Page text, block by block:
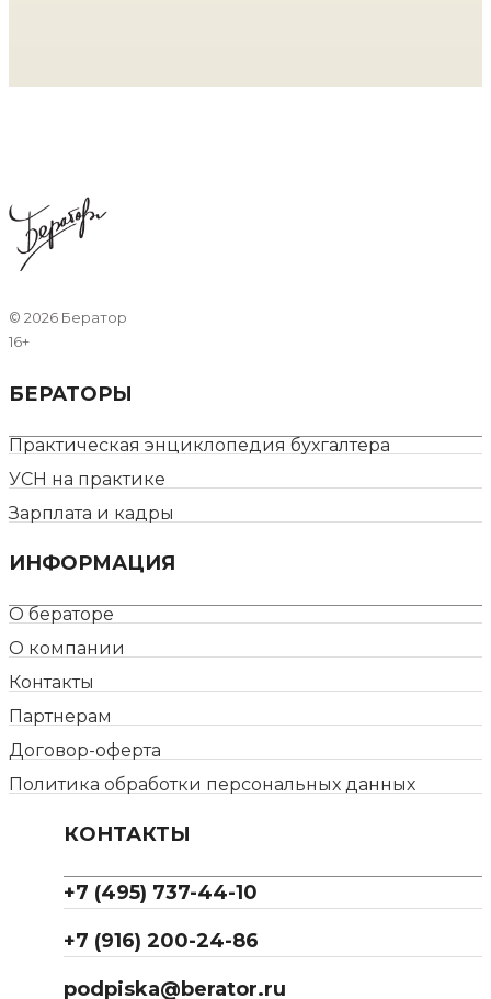
© 2026 Бератор
16+
БЕРАТОРЫ
Практическая энциклопедия бухгалтера
УСН на практике
Зарплата и кадры
ИНФОРМАЦИЯ
О бераторе
О компании
Контакты
Партнерам
Договор-оферта
Политика обработки персональных данных
КОНТАКТЫ
+7 (495) 737-44-10
+7 (916) 200-24-86
podpiska@berator.ru